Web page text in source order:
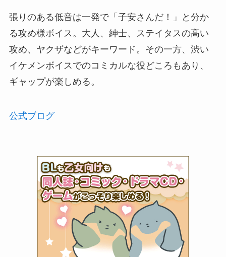
張りのある低音は一発で「子安さんだ！」と分か
る攻め様ボイス。大人、紳士、ステイタスの高い
攻め、ヤクザなどがキーワード。その一方、渋い
イケメンボイスでのコミカルな役どころもあり、
ギャップが楽しめる。
公式ブログ